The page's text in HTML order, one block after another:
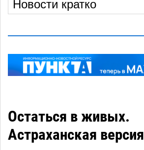
Остаться в живых.
Астраханская версия